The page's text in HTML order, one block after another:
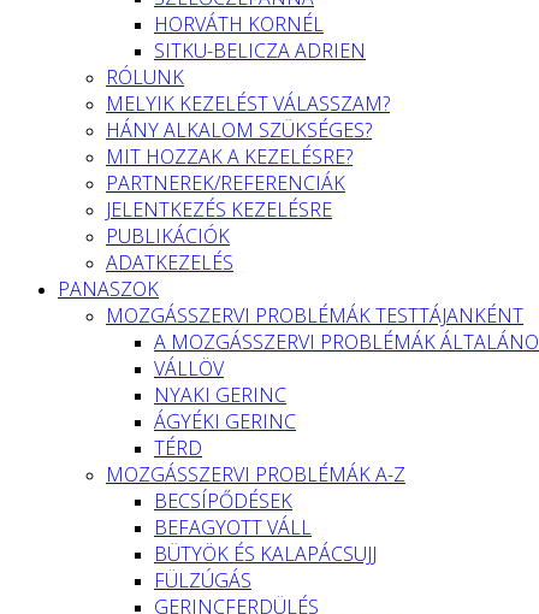
HORVÁTH KORNÉL
SITKU-BELICZA ADRIEN
RÓLUNK
MELYIK KEZELÉST VÁLASSZAM?
HÁNY ALKALOM SZÜKSÉGES?
MIT HOZZAK A KEZELÉSRE?
PARTNEREK/REFERENCIÁK
JELENTKEZÉS KEZELÉSRE
PUBLIKÁCIÓK
ADATKEZELÉS
PANASZOK
MOZGÁSSZERVI PROBLÉMÁK TESTTÁJANKÉNT
A MOZGÁSSZERVI PROBLÉMÁK
VÁLLÖV
NYAKI GERINC
ÁGYÉKI GERINC
TÉRD
MOZGÁSSZERVI PROBLÉMÁK A-Z
BECSÍPŐDÉSEK
BEFAGYOTT VÁLL
BÜTYÖK ÉS KALAPÁCSUJJ
FÜLZÚGÁS
GERINCFERDÜLÉS